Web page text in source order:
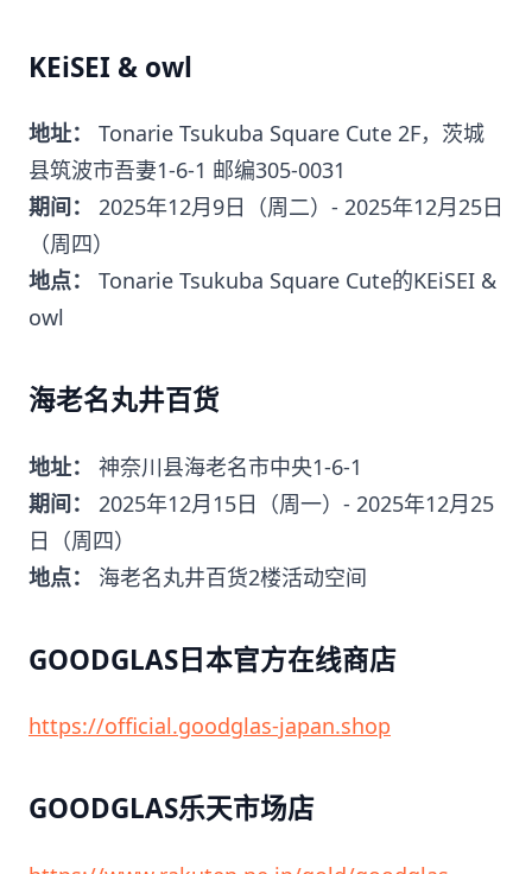
KEiSEI & owl
地址：
Tonarie Tsukuba Square Cute 2F，茨城
县筑波市吾妻1-6-1 邮编305-0031
期间：
2025年12月9日（周二）- 2025年12月25日
（周四）
地点：
Tonarie Tsukuba Square Cute的KEiSEI &
owl
海老名丸井百货
地址：
神奈川县海老名市中央1-6-1
期间：
2025年12月15日（周一）- 2025年12月25
日（周四）
地点：
海老名丸井百货2楼活动空间
GOODGLAS日本官方在线商店
https://official.goodglas-japan.shop
GOODGLAS乐天市场店